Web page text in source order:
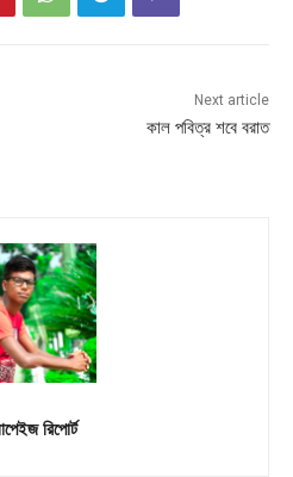
Next article
কাল পবিত্র শবে বরাত
রিপোর্ট